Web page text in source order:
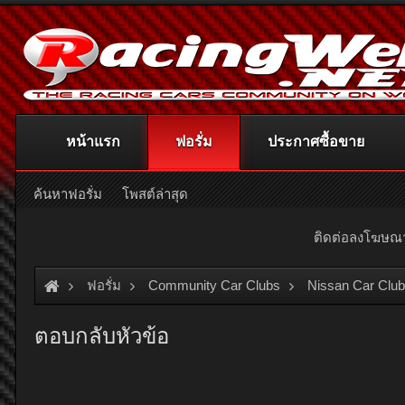
ติดต่อลงโฆษ
ฟอรั่ม Community Car Clubs Nissan Car
ตอบกลับหัวข้อ
หน้าแรก ฟอรั่ม
ค้นหาฟอรั่ม โพสต์ล่าสุด
ประกาศซื้อขาย